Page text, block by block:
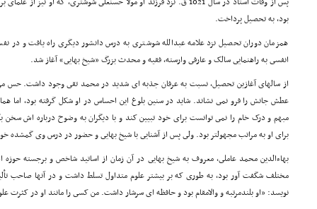
بود، به تحصیل پرداخت.
همزمان دوران تحصیل نزد علامه عبدالله شوشترى به درس دانشور دیگرى راه یافت و در
انفسى به راهنمایى سالک و عارفى وارسته، فقیه و محدث بزرگ «شیخ بهایى» آغاز شد.
از سالهاى آغازین تحصیل، نسبت به عرفان جذبه اى شدید در محمد تقى وجود داشت. حس
عطش جانش را فرو نمى نشاند. شاید در سنین بلوغ این احساس در او شکل گرفته بود، اما
مبهم و درک خام را نمى توانست براى خود تبیین کند و با دیگران به وضوح درباره اش سخن
براى او به مراتب مجهولتر بود. ولى پس از آشنایى با شیخ بهایى و حضور در درس وى گمشده
بهاءالدین محمد عاملى، معروف به شیخ بهایى در آن زمان از اساتید شاخص و برجسته
مختلف شگفت آور بود، به طورى که بر بیشتر علوم متداول تسلط داشت و در آنها صاحب
نویسد: «او بلندمرتبه و والامقام بود و حافظه اى سرشار داشت. من کسى را مانند او در کثرت